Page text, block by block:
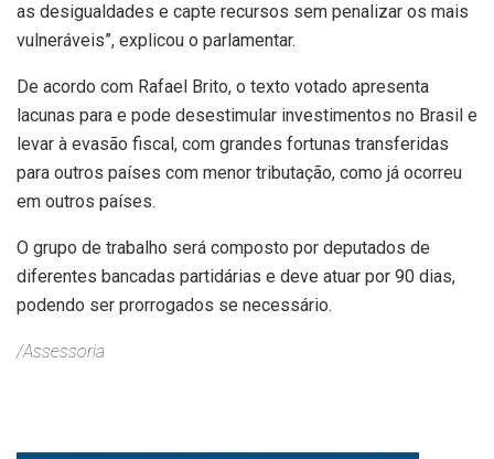
as desigualdades e capte recursos sem penalizar os mais
vulneráveis”, explicou o parlamentar.
De acordo com Rafael Brito, o texto votado apresenta
lacunas para e pode desestimular investimentos no Brasil e
levar à evasão fiscal, com grandes fortunas transferidas
para outros países com menor tributação, como já ocorreu
em outros países.
O grupo de trabalho será composto por deputados de
diferentes bancadas partidárias e deve atuar por 90 dias,
podendo ser prorrogados se necessário.
/Assessoria